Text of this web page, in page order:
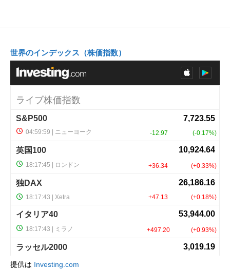
世界のインデックス（株価指数）
提供は Investing.com